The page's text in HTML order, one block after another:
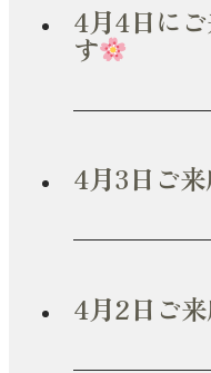
4月4日に
す
4月3日ご
4月2日ご